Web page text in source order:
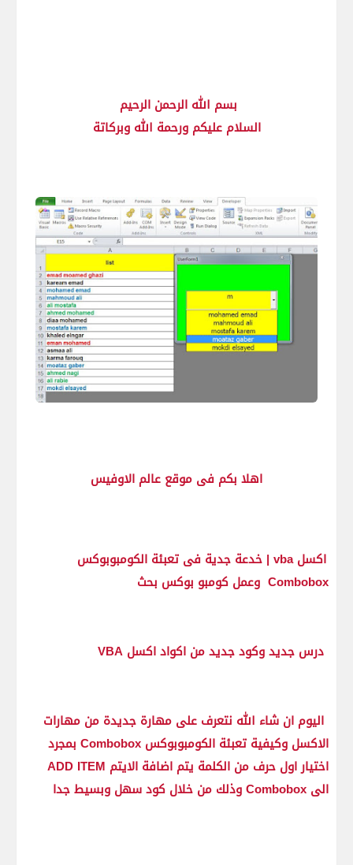
بسم الله الرحمن الرحيم
السلام عليكم ورحمة الله وبركاتة
اهلا بكم فى موقع عالم الاوفيس
اكسل vba | خدعة جدية فى تعبئة الكومبوبوكس
Combobox وعمل كومبو بوكس بحث
درس جديد وكود جديد من اكواد اكسل VBA
اليوم ان شاء الله نتعرف على مهارة جديدة من مهارات
الاكسل وكيفية تعبئة الكومبوبوكس Combobox بمجرد
اختيار اول حرف من الكلمة يتم اضافة الايتم ADD ITEM
الى Combobox وذلك من خلال كود سهل وبسيط جدا